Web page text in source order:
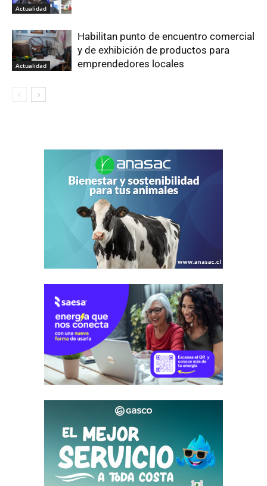
Actualidad
Actualidad
Habilitan punto de encuentro comercial
y de exhibición de productos para
emprendedores locales